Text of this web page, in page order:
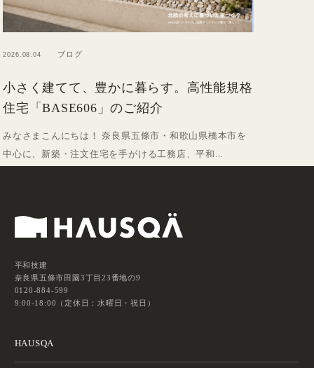
2026.08.04 ブログ
小さく建てて、豊かに暮らす。高性能規格
住宅「BASE606」のご紹介
みなさまこんにちは！ 奈良県五條市・和歌山県橋本市を
中心に、新築・注文住宅を手がける工務店、平和...
平和技建
奈良県五條市田園3丁目23番地の9
0120-884-599
9:00-18:00（定休日：水曜日・祝日）
HAUSQA